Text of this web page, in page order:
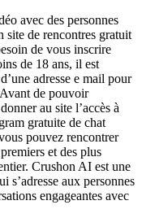
avec des personnes
site de rencontres gratuit
de vous inscrire
de 18 ans, il est
adresse e mail pour
de pouvoir
au site l’accès à
gratuite de chat
pouvez rencontrer
et des plus
Crushon AI est une
s’adresse aux personnes
engageantes avec